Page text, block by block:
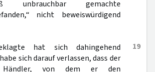
unbrauchbar gemachte
nicht beweiswürdigend
19
hat sich dahingehend
sich darauf verlassen, dass der
Händler, von dem er den